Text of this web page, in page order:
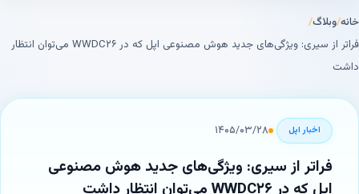
خانه/وبلاگ/
فراتر از سیری: ویژگی‌های جدید هوش مصنوعی اپل که در WWDC۲۶ می‌توان انتظار
داشت
اخبار‌ اپل ۱۴۰۵/۰۳/۲۸
فراتر از سیری: ویژگی‌های جدید هوش مصنوعی